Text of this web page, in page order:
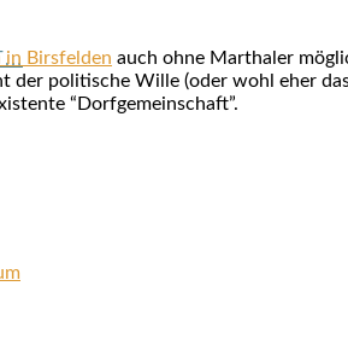
in Birs­fel­den auch ohne Mar­tha­ler
der poli­ti­sche Wil­le (oder wohl eher
“Dorf­ge­mein­schaft”.